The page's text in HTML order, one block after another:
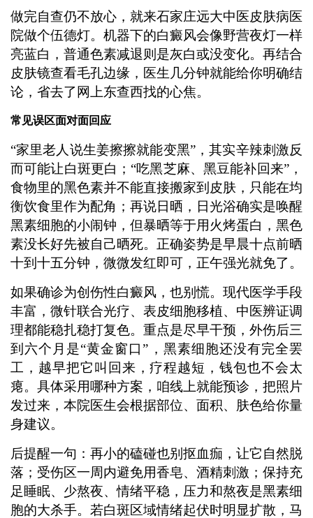
做完自查仍不放心，就来石家庄远大中医皮肤病医
院做个伍德灯。机器下的白癜风会像野营夜灯一样
亮蓝白，普通色素减退则是灰白或没变化。再结合
皮肤镜查看毛孔边缘，医生几分钟就能给你明确结
论，省去了网上东查西找的心焦。
常见误区面对面回应
“家里老人说生姜擦擦就能变黑”，其实辛辣刺激反
而可能让白斑更白；“吃黑芝麻、黑豆能补回来”，
食物里的黑色素并不能直接搬家到皮肤，只能在均
衡饮食里作为配角；再说日晒，日光浴确实是唤醒
黑素细胞的小闹钟，但暴晒等于用火烤蛋白，黑色
素没长好先被自己晒死。正确姿势是早晨十点前晒
十到十五分钟，微微发红即可，正午强光就免了。
如果确诊为创伤性白癜风，也别慌。现代医学手段
丰富，微针联合光疗、表皮细胞移植、中医辨证调
理都能稳扎稳打复色。重点是尽早干预，外伤后三
到六个月是“黄金窗口”，黑素细胞还没有完全罢
工，越早把它叫回来，疗程越短，钱包也不会太
瘪。具体采用哪种方案，咱线上就能预诊，把照片
发过来，本院医生会根据部位、面积、肤色给你量
身建议。
后提醒一句：再小的磕碰也别抠血痂，让它自然脱
落；受伤区一周内避免用香皂、酒精刺激；保持充
足睡眠、少熬夜、情绪平稳，压力和熬夜是黑素细
胞的大杀手。若白斑区域情绪起伏时明显扩散，马